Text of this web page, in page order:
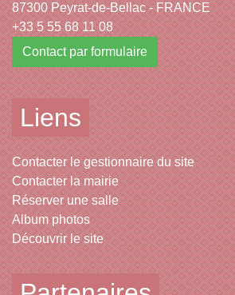
87300 Peyrat-de-Bellac - FRANCE
+33 5 55 68 11 08
Contact par formulaire
Liens
Contacter le gestionnaire du site
Contacter la mairie
Réserver une salle
Album photos
Découvrir le site